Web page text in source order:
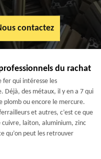
contactez
du rachat
fer qui intéresse les
Déjà, des métaux, il y en a 7 qui
plomb ou encore le mercure.
et autres, c’est ce que
cuivre, laiton, aluminium, zinc
qu’on peut les retrouver